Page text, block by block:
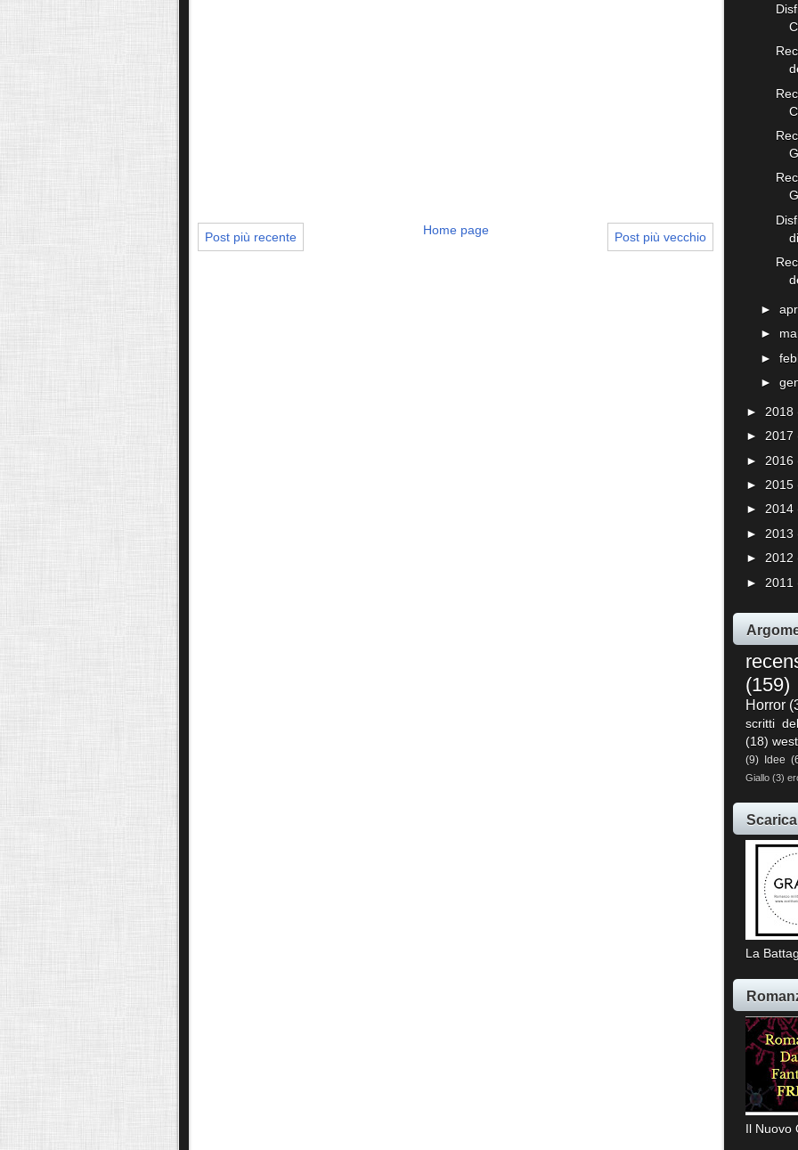
Post più recente Post più vecchio
Home page
►
►
►
►
► 2018
► 2017
► 2016
► 2015
► 2014
► 2013
► 2012
► 2011
(159)
Horror
scritti
(18)
(9) Idee
Giallo (3)
La
Il